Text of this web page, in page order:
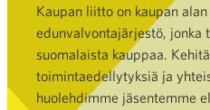
Kaupan liitto on kaupan
edunvalvontajärjestö, jonka
suomalaista kauppaa.
toimintaedellytyksiä ja
huolehdimme jäsentemme